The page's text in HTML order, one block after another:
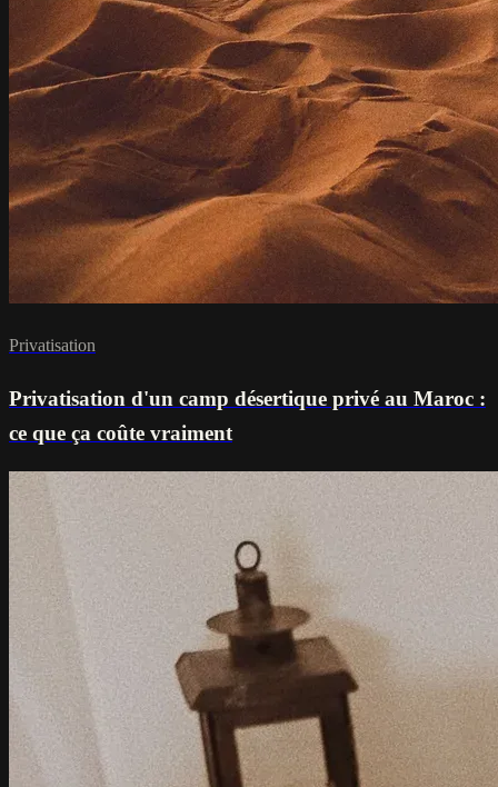
Privatisation
Privatisation d'un camp désertique privé au Maroc :
ce que ça coûte vraiment